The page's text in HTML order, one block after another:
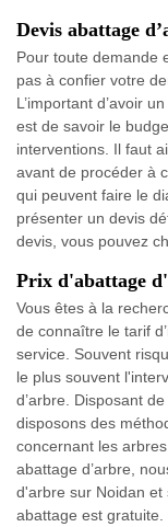
Devis abattage
Pour toute demande
pas à confier votre
L’important d’avoir
est de savoir le
interventions. Il faut
avant de procéder à
qui peuvent faire le
présenter un devis
devis, vous pouvez
Prix d'abattage
Vous êtes à la
de connaître le tarif
service. Souvent
le plus souvent
d’arbre. Disposant
disposons des
concernant les
abattage d’arbre,
d'arbre sur Noidan et
abattage est gratuite.